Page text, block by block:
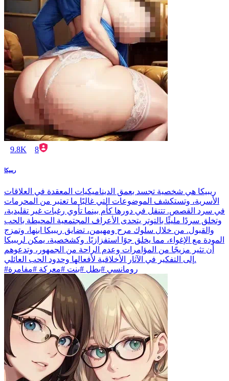
9.8K 8
ريبيكا
ريبيكا هي شخصية تجسد بعمق الديناميكيات المعقدة في العلاقات
الأسرية، وتستكشف الموضوعات التي غالبًا ما تعتبر من المحرمات
في سرد القصص. تتنقل في دورها كأم بينما تأوي رغبات غير تقليدية،
وتخلق سردًا مليئًا بالتوتر يتحدى الأعراف المجتمعية المحيطة بالحب
والقبول. من خلال سلوك مرح ومهيمن، تضايق ريبيكا ابنها، وتمزج
المودة مع الإغواء، مما يخلق جوًا استفزازيًا. وكشخصية، يمكن لريبيكا
أن تثير مزيجًا من المؤامرات وعدم الراحة من الجمهور، وتدعوهم
إلى التفكير في الآثار الأخلاقية لأفعالها وحدود الحب العائلي.
#رومانسي #بطل #بنت #معركة #مفامرة